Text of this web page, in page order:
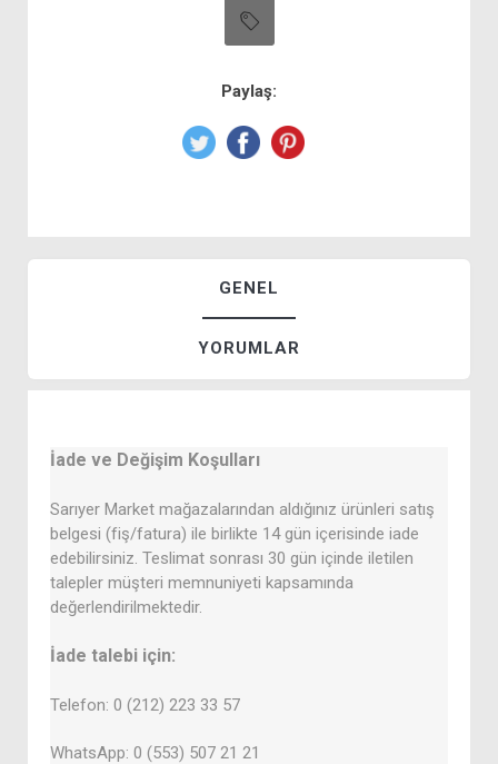
Paylaş:
GENEL
YORUMLAR
İade ve Değişim Koşulları
Sarıyer Market mağazalarından aldığınız ürünleri satış
belgesi (fiş/fatura) ile birlikte 14 gün içerisinde iade
edebilirsiniz. Teslimat sonrası 30 gün içinde iletilen
talepler müşteri memnuniyeti kapsamında
değerlendirilmektedir.
İade talebi için:
Telefon: 0 (212) 223 33 57
WhatsApp: 0 (553) 507 21 21